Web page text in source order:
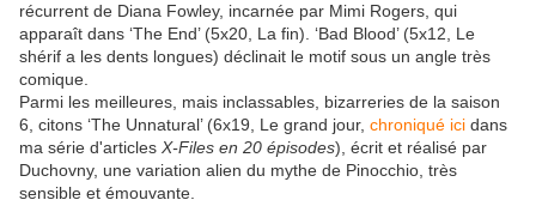
récurrent de Diana Fowley, incarnée par Mimi Rogers, qui
apparaît dans ‘The End’ (5x20, La fin). ‘Bad Blood’ (5x12, Le
shérif a les dents longues) déclinait le motif sous un angle très
comique.
Parmi les meilleures, mais inclassables, bizarreries de la saison
6, citons ‘The Unnatural’ (6x19, Le grand jour, chroniqué ici dans
ma série d'articles X-Files en 20 épisodes), écrit et réalisé par
Duchovny, une variation alien du mythe de Pinocchio, très
sensible et émouvante.